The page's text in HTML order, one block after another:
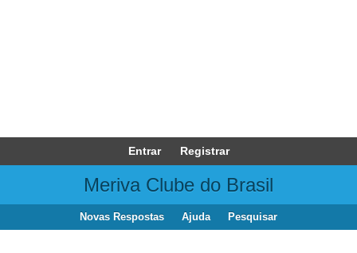
Entrar Registrar
Meriva Clube do Brasil
Novas Respostas Ajuda Pesquisar